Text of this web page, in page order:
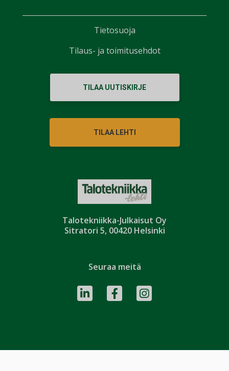
Talotekniikka-Julkaisut Oy
Sitratori 5, 00420 Helsinki
TILAA UUTISKIRJE
TILAA LEHTI
Seuraa meitä
Tietosuoja
Tilaus- ja toimitusehdot